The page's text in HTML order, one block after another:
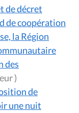
de décret
de coopération
la Région
des
(en tant qu'orateur )
de
une nuit